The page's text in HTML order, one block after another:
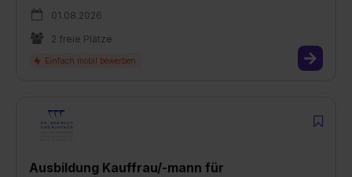
01.08.2026
2 freie Plätze
Ausbildung Kauffrau/-mann für